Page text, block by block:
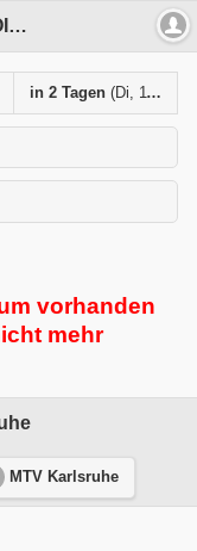
Belegungsplan - TOIMS MTV Karlsruhe
in 2 Tagen (Di, 11.08)
vorhanden
mehr
MTV Karlsruhe